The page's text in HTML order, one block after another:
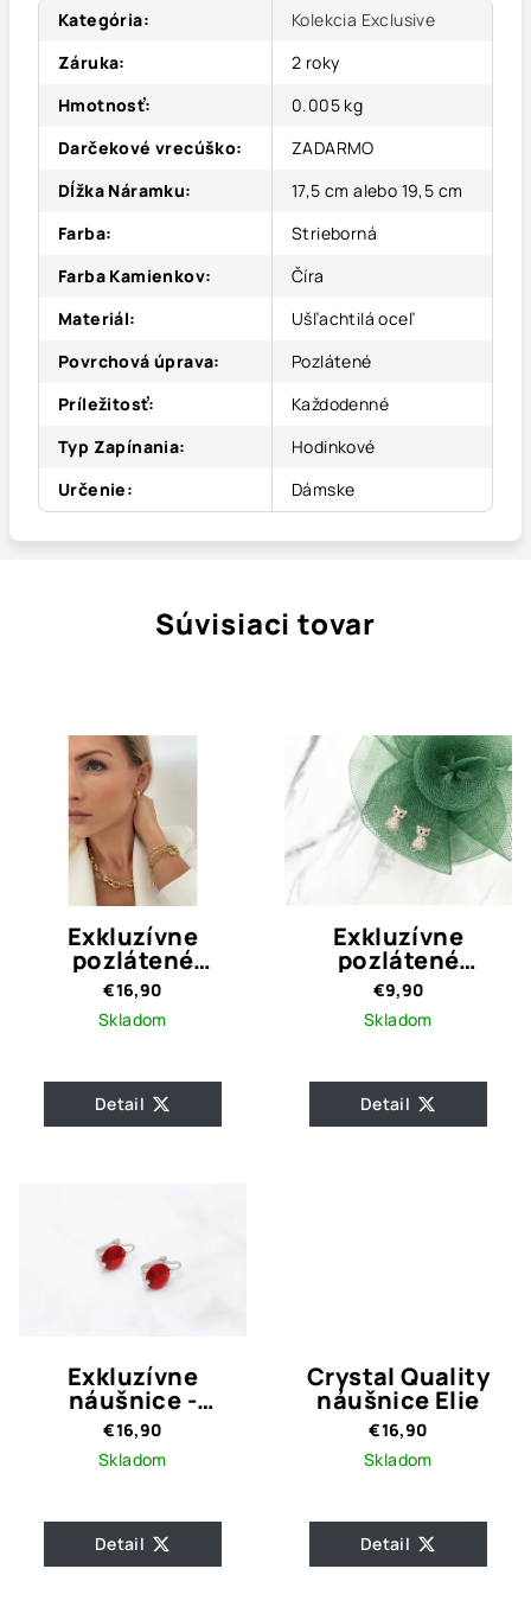
Kategória:
Kolekcia Exclusive
Záruka:
2 roky
Hmotnosť:
0.005 kg
Darčekové vrecúško:
ZADARMO
Dĺžka Náramku:
17,5 cm alebo 19,5 cm
Farba:
Strieborná
Farba Kamienkov:
Číra
Materiál:
Ušľachtilá oceľ
Povrchová úprava:
Pozlátené
Príležitosť:
Každodenné
Typ Zapínania:
Hodinkové
Určenie: Dámske
Súvisiaci tovar
Exkluzívne
pozlátené
náušnice kruhy
Margo Gold
€16,90
Skladom
Detail
Exkluzívne
pozlátené
náušnice Carly
€9,90
Skladom
Detail
Exkluzívne
náušnice -
červený okrúhly
kameň
€16,90
Skladom
Detail
Crystal Quality
náušnice Elie
€16,90
Skladom
Detail